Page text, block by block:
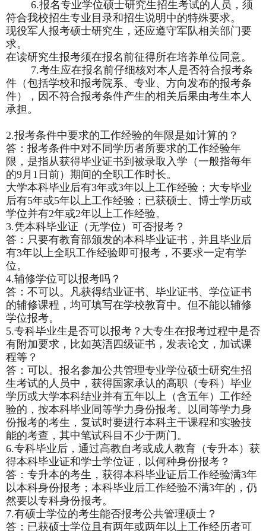
6.报名专业学位硕士研究生招生考试的人员，须
符合我校招生专业目录和招生说明中的特殊要求。
现役军人报考硕士研究生，还应遵守军队相关部门要
求。
在读研究生报考须在报名前征得所在培养单位同意。
7.考生应在报名前仔细核对本人是否符合报考条
件（包括学校和报考院系、专业、方向发布的报考条
件），因不符合报考条件产生的相关后果由考生本人
承担。
2.报考条件中要求的工作经验的年限是如计算的？
答：报考条件中对不同学历者所要求的工作经验年
限，是指从获得毕业证书到被录取入学（一般指每年
的9月1日前）期间的全职工作时长。
大学本科毕业后有3年或3年以上工作经验；大专毕业
后有5年或5年以上工作经验；已获硕士、博士学历或
学位并有2年或2年以上工作经验。
3.凭本科毕业证（无学位）可否报考？
答：只要有教育部颁发的本科毕业证书，并且毕业后
有3年以上全职工作经验即可报考，不要求一定有学
位。
4.辅修学位可以报考吗？
答：不可以。凡获得结业证书、毕业证书、学位证书
的辅修课程，均可填写在学校教育中。但不能以辅修
学位报考。
5.专科毕业生是否可以报考？大专生在报考过程中是否
有附加要求，比如英浯四级证书，发表论文，加试课
程等？
答：可以。报名参加公共管理专业学位硕士研究生招
生考试的人员中，获得国家承认的高职（专科）毕业
学历或大学本科结业并有五年以上（含五年）工作经
验的，按本科毕业同等学力身份报考。以同等学力身
份报考的考生，复试时要进行本科主干课程和实验技
能的考查，其中笔试科目不少于两门。
6.专科毕业后，通过高教自考或成人教育（专升本）获
得本科毕业证和学士学位证，以何种身份报考？
答：专升本的考生，获得本科毕业证后工作经验满3年
以本科身份报考；本科毕业后工作经验不满3年的，仍
然要以专科身份报考。
7.有硕士学位的考生能否报考公共管理硕士？
答：已获硕士学位且有两年或两年以上工作经历者可